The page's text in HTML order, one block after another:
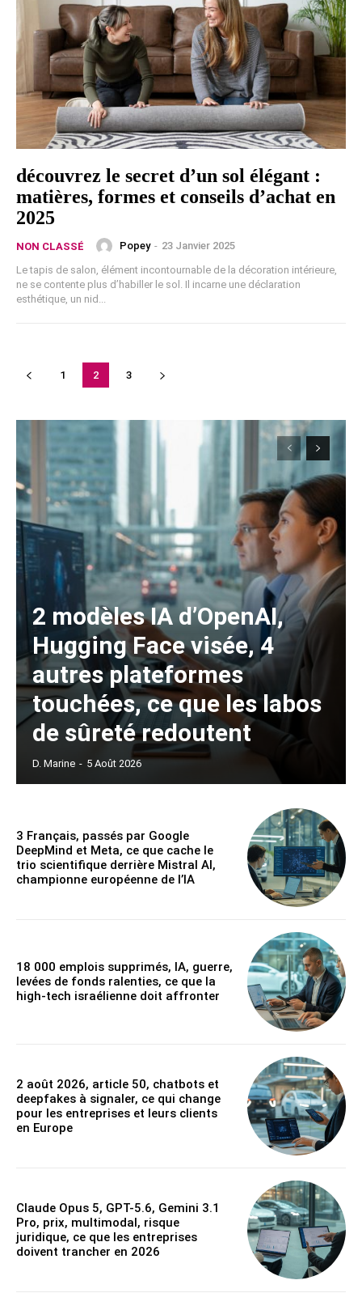
découvrez le secret d’un sol élégant :
matières, formes et conseils d’achat en
2025
NON CLASSÉ Popey - 23 Janvier 2025
Le tapis de salon, élément incontournable de la décoration intérieure,
ne se contente plus d’habiller le sol. Il incarne une déclaration
esthétique, un nid...
1 2 3
2 modèles IA d’OpenAI,
Hugging Face visée, 4
autres plateformes
touchées, ce que les labos
de sûreté redoutent
D. Marine - 5 Août 2026
3 Français, passés par Google
DeepMind et Meta, ce que cache le
trio scientifique derrière Mistral AI,
championne européenne de l’IA
18 000 emplois supprimés, IA, guerre,
levées de fonds ralenties, ce que la
high-tech israélienne doit affronter
2 août 2026, article 50, chatbots et
deepfakes à signaler, ce qui change
pour les entreprises et leurs clients
en Europe
Claude Opus 5, GPT-5.6, Gemini 3.1
Pro, prix, multimodal, risque
juridique, ce que les entreprises
doivent trancher en 2026